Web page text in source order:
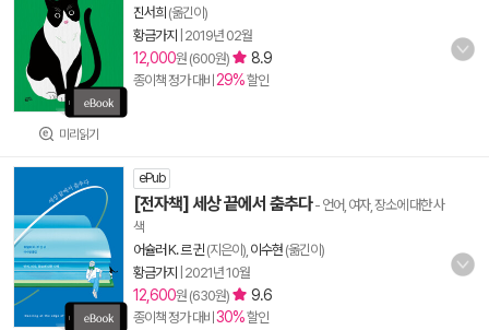
미리읽기
진서희 (옮긴이)
황금가지
2019년 02월
12,000원 (600원) 8.9
종이책 정가 대비 29%할인
ePub
[전자책] 세상 끝에서 춤추다- 언어, 여자, 장소에 대한 사
색
어슐러 K. 르 귄 (지은이), 이수현 (옮긴이)
황금가지
2021년 10월
12,600원 (630원) 9.6
종이책 정가 대비 30%할인